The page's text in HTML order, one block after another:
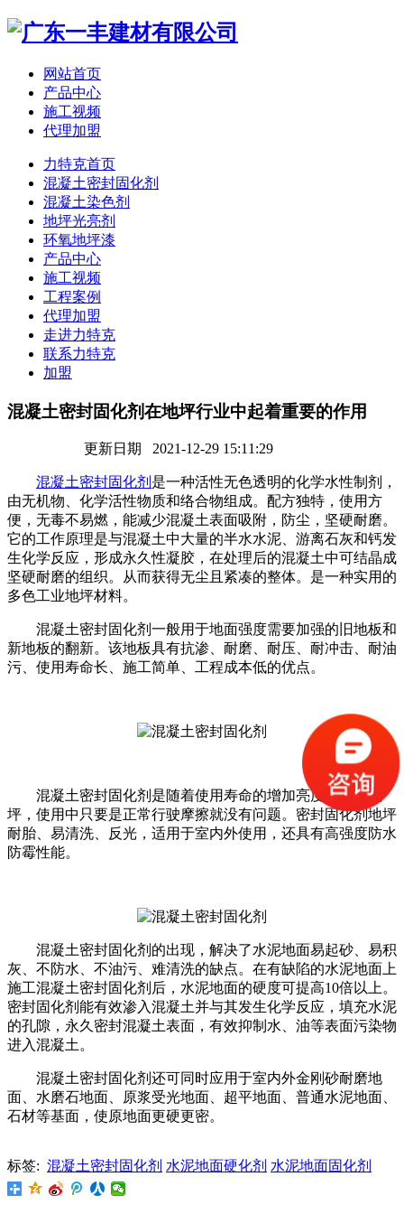
网站首页
产品中心
施工视频
代理加盟
力特克首页
混凝土密封固化剂
混凝土染色剂
地坪光亮剂
环氧地坪漆
产品中心
施工视频
工程案例
代理加盟
走进力特克
联系力特克
加盟
混凝土密封固化剂在地坪行业中起着重要的作用
更新日期 2021-12-29 15:11:29
混凝土密封固化剂 是一种活性无色透明的化学水性制剂，
由无机物、化学活性物质和络合物组成。配方独特，使用方
便，无毒不易燃，能减少混凝土表面吸附，防尘，坚硬耐磨。
它的工作原理是与混凝土中大量的半水水泥、游离石灰和钙发
生化学反应，形成永久性凝胶，在处理后的混凝土中可结晶成
坚硬耐磨的组织。从而获得无尘且紧凑的整体。是一种实用的
多色工业地坪材料。
混凝土密封固化剂一般用于地面强度需要加强的旧地板和
新地板的翻新。该地板具有抗渗、耐磨、耐压、耐冲击、耐油
污、使用寿命长、施工简单、工程成本低的优点。
混凝土密封固化剂是随着使用寿命的增加亮度更高的地
坪，使用中只要是正常行驶摩擦就没有问题。密封固化剂地坪
耐胎、易清洗、反光，适用于室内外使用，还具有高强度防水
防霉性能。
混凝土密封固化剂的出现，解决了水泥地面易起砂、易积
灰、不防水、不油污、难清洗的缺点。在有缺陷的水泥地面上
施工混凝土密封固化剂后，水泥地面的硬度可提高10倍以上。
密封固化剂能有效渗入混凝土并与其发生化学反应，填充水泥
的孔隙，永久密封混凝土表面，有效抑制水、油等表面污染物
进入混凝土。
混凝土密封固化剂还可同时应用于室内外金刚砂耐磨地
面、水磨石地面、原浆受光地面、超平地面、普通水泥地面、
石材等基面，使原地面更硬更密。
标签: 混凝土密封固化剂 水泥地面硬化剂 水泥地面固化剂